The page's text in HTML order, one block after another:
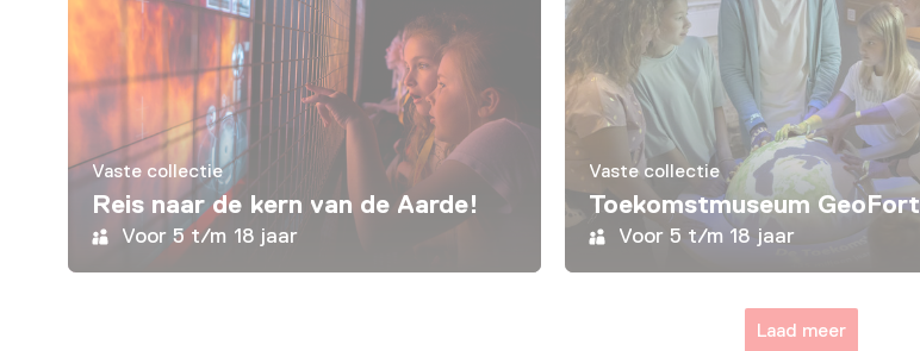
Vaste collectie
Reis naar de kern van de Aarde!
Voor 5 t/m 18 jaar
Vaste collectie
Toekomstmuseum GeoFort
Voor 5 t/m 18 jaar
Laad meer